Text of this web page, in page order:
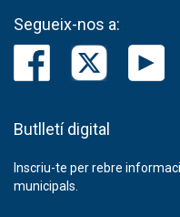
Segueix-nos a:
Butlletí digital
Inscriu-te per rebre
municipals.